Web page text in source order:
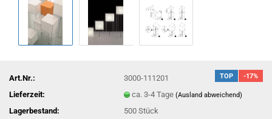
TOP -17%
Art.Nr.:
3000-111201
Lieferzeit:
ca. 3-4 Tage(Ausland abweichend)
Lagerbestand: 500Stück